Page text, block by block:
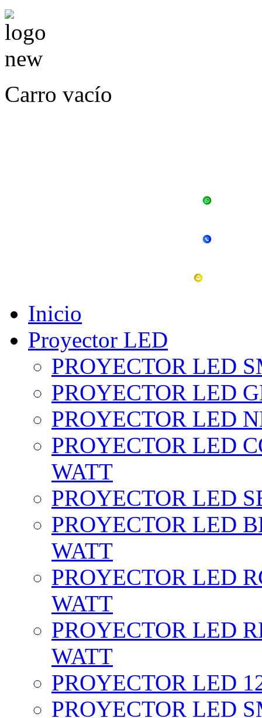
Carro vacío
Inicio
Proyector LED
PROYECTOR LED
PROYECTOR LED
PROYECTOR LED
PROYECTOR LED
WATT
PROYECTOR LED
PROYECTOR LED
WATT
PROYECTOR LED
WATT
PROYECTOR LED
WATT
PROYECTOR LED
PROYECTOR LED